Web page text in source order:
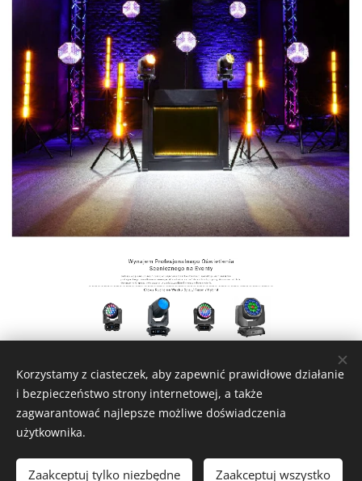
Event Serwis / Krakowska 511, 32 015 Targowisko, Polska
Korzystamy z ciasteczek, aby zapewnić prawidłowe działanie
i bezpieczeństwo strony internetowej, a także
zagwarantować najlepsze możliwe doświadczenia
użytkownika.
Zaakceptuj tylko niezbędne Zaakceptuj wszystko